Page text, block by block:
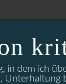
in dem ich
Unterhaltung